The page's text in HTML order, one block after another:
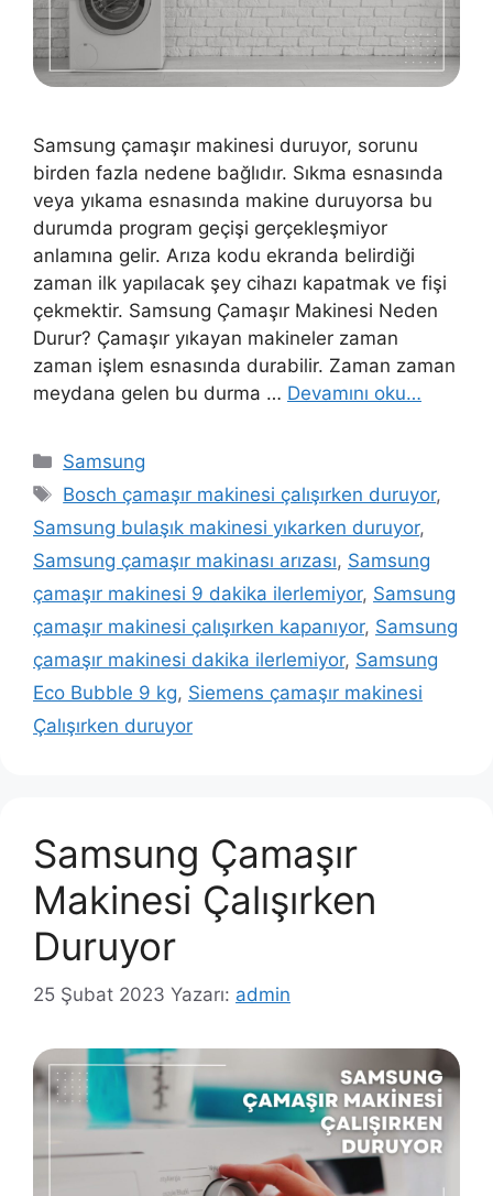
Samsung çamaşır makinesi duruyor, sorunu
birden fazla nedene bağlıdır. Sıkma esnasında
veya yıkama esnasında makine duruyorsa bu
durumda program geçişi gerçekleşmiyor
anlamına gelir. Arıza kodu ekranda belirdiği
zaman ilk yapılacak şey cihazı kapatmak ve fişi
çekmektir. Samsung Çamaşır Makinesi Neden
Durur? Çamaşır yıkayan makineler zaman
zaman işlem esnasında durabilir. Zaman zaman
meydana gelen bu durma … Devamını oku…
Kategoriler
Samsung
Etiketler
Bosch çamaşır makinesi çalışırken duruyor,
Samsung bulaşık makinesi yıkarken duruyor,
Samsung çamaşır makinası arızası, Samsung
çamaşır makinesi 9 dakika ilerlemiyor, Samsung
çamaşır makinesi çalışırken kapanıyor, Samsung
çamaşır makinesi dakika ilerlemiyor, Samsung
Eco Bubble 9 kg, Siemens çamaşır makinesi
Çalışırken duruyor
Samsung Çamaşır
Makinesi Çalışırken
Duruyor
25 Şubat 2023 Yazarı: admin